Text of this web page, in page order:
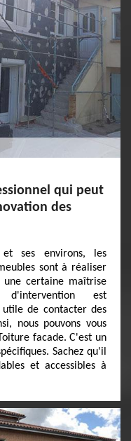
qui peut
des
ses environs, les
sont à réaliser
certaine maîtrise
d'intervention est
utile de contacter des
nous pouvons vous
facade. C'est un
Sachez qu'il
et accessibles à